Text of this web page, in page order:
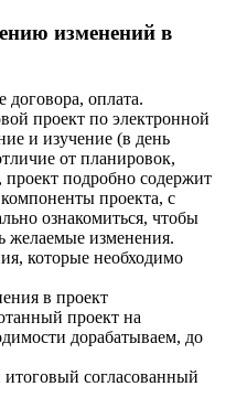
изменений в
договора, оплата.
проект по электронной
и изучение (в день
от планировок,
проект подробно содержит
проекта, с
ознакомиться, чтобы
желаемые изменения.
которые необходимо
в проект
проект на
дорабатываем, до
согласованный